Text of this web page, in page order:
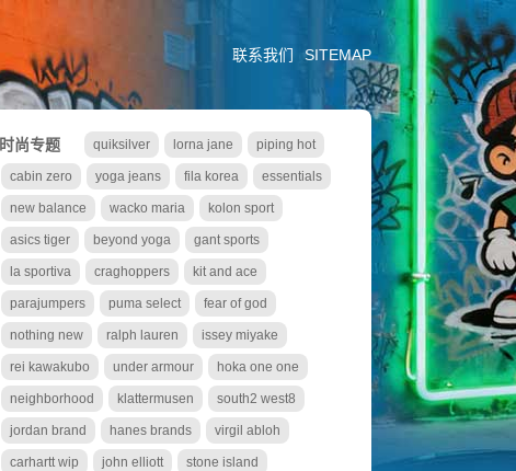
联系我们 SITEMAP
时尚专题 quiksilver lorna jane piping hot
cabin zero yoga jeans fila korea essentials
new balance wacko maria kolon sport
asics tiger beyond yoga gant sports
la sportiva craghoppers kit and ace
parajumpers puma select fear of god
nothing new ralph lauren issey miyake
rei kawakubo under armour hoka one one
neighborhood klattermusen south2 west8
jordan brand hanes brands virgil abloh
carhartt wip john elliott stone island